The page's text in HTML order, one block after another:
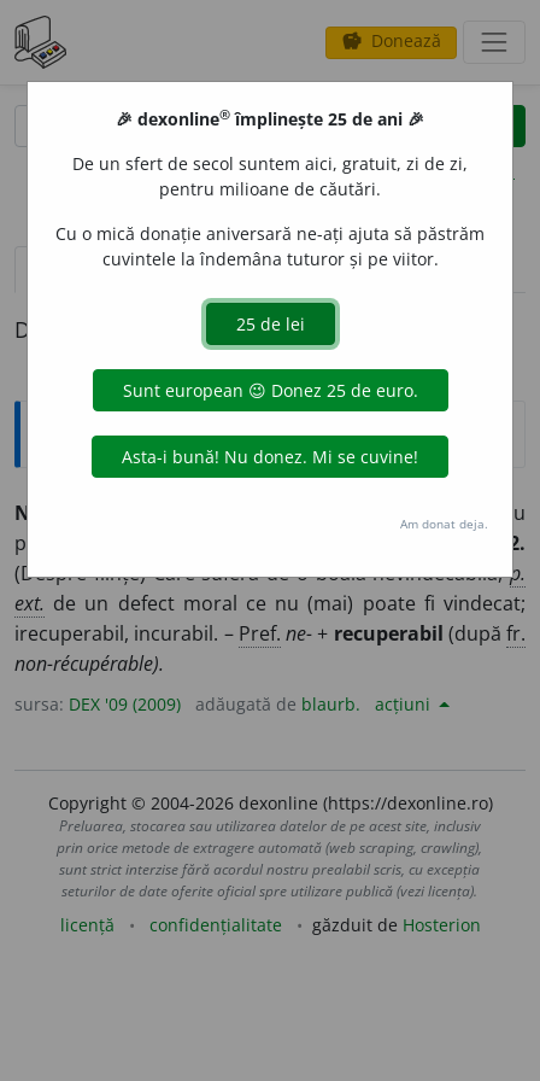
savings Donează
clear
opțiuni
definiții (1)
Definiția cu ID-ul 883871:
Explicative DEX
NERECUPER
Care nu
poate sau nu trebuie să fie recuperat; irecuperabil.
2.
(Despre ființe) Care suferă de o boală nevindecabilă,p.
ext. de un defect moral ce nu (mai) poate fi vindecat;
irecuperabil, incurabil. – Pref. ne-+ recuperabil (după fr.
non-récupérable).
sursa: DEX '09 (2009) adăugată de blaurb. acțiuni
Copyright © 2004-2026 dexonline (https://dexonline.ro)
Preluarea, stocarea sau utilizarea datelor de pe acest site, inclusiv
prin orice metode de extragere automată (web scraping, crawling),
sunt strict interzise fără acordul nostru prealabil scris, cu excepția
seturilor de date oferite oficial spre utilizare publică (vezi licența).
licență confidențialitate găzduit de Hosterion
🎉 dexonline® împlinește 25 de ani 🎉
De un sfert de secol suntem aici, gratuit, zi de zi,
pentru milioane de căutări.
Cu o mică donație aniversară ne-ați ajuta să păstrăm
cuvintele la îndemâna tuturor și pe viitor.
Am donat deja.